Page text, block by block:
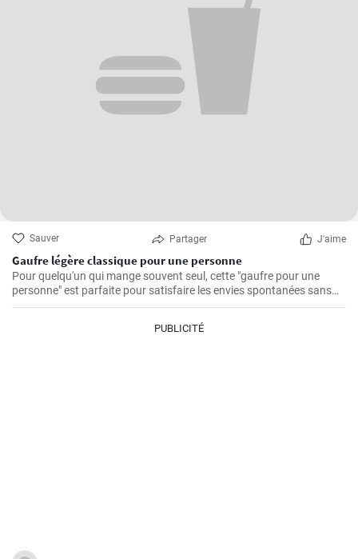
Sauver Partager J'aime
Gaufre légère classique pour une personne
Pour quelqu'un qui mange souvent seul, cette "gaufre pour une
personne" est parfaite pour satisfaire les envies spontanées sans
avoir à se soucier des restes.
PUBLICITÉ